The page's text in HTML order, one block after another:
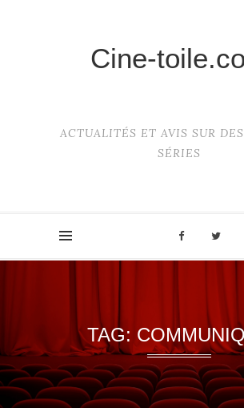
Cine-
ACTUALITÉS ET AVIS SUR
SÉRIES
TAG: